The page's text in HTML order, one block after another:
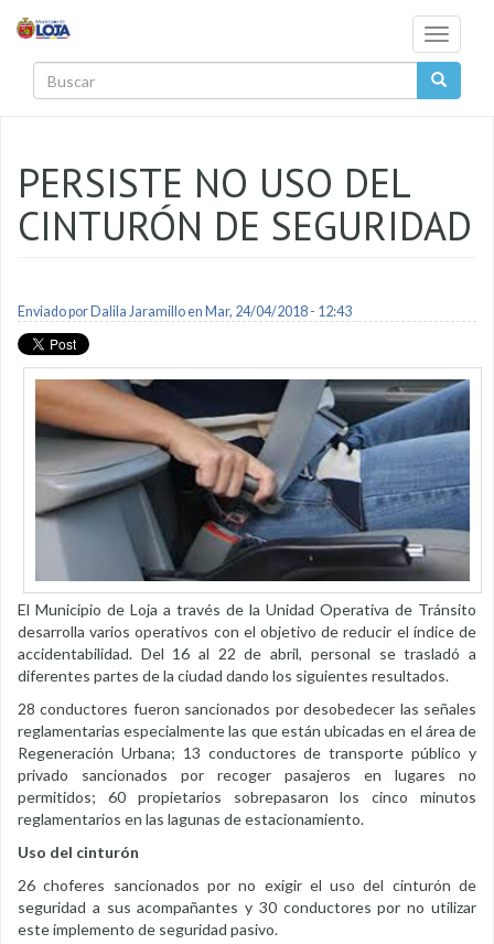
Toggle
PERSISTE NO USO DEL
CINTURÓN DE SEGURIDAD
Enviado por Dalila Jaramilloen Mar, 24/04/2018 - 12:43
El Municipio de Loja a través de la Unidad Operativa de Tránsito
desarrolla varios operativos con el objetivo de reducir el índice de
accidentabilidad. Del 16 al 22 de abril, personal se trasladó a
diferentes partes de la ciudad dando los siguientes resultados.
28 conductores fueron sancionados por desobedecer las señales
reglamentarias especialmente las que están ubicadas en el área de
Regeneración Urbana; 13 conductores de transporte público y
privado sancionados por recoger pasajeros en lugares no
permitidos; 60 propietarios sobrepasaron los cinco minutos
reglamentarios en las lagunas de estacionamiento.
Uso del cinturón
26 choferes sancionados por no exigir el uso del cinturón de
seguridad a sus acompañantes y 30 conductores por no utilizar
este implemento de seguridad pasivo.